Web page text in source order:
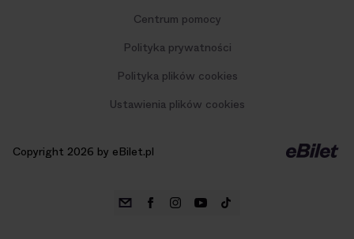
Centrum pomocy
Polityka prywatności
Polityka plików cookies
Ustawienia plików cookies
Copyright 2026 by eBilet.pl